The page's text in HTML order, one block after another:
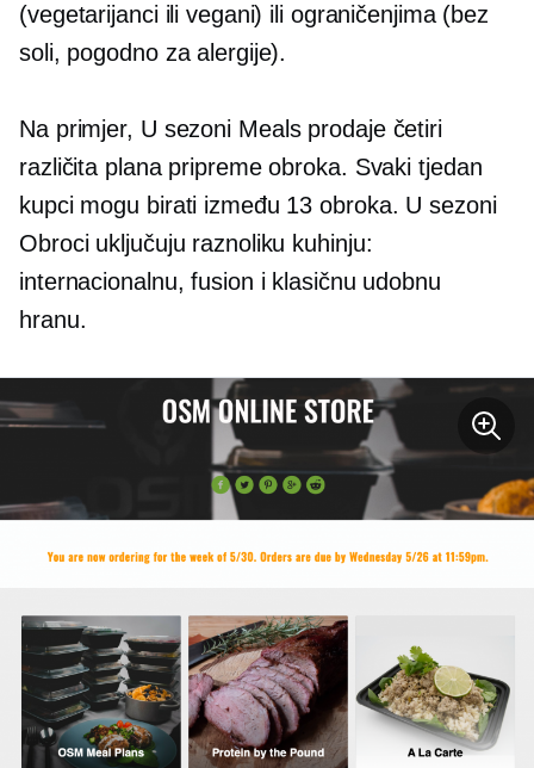
(vegetarijanci ili vegani) ili ograničenjima (bez
soli, pogodno za alergije).
Na primjer, U sezoni Meals prodaje četiri
različita plana pripreme obroka. Svaki tjedan
kupci mogu birati između 13 obroka. U sezoni
Obroci uključuju raznoliku kuhinju:
internacionalnu, fusion i klasičnu udobnu
hranu.